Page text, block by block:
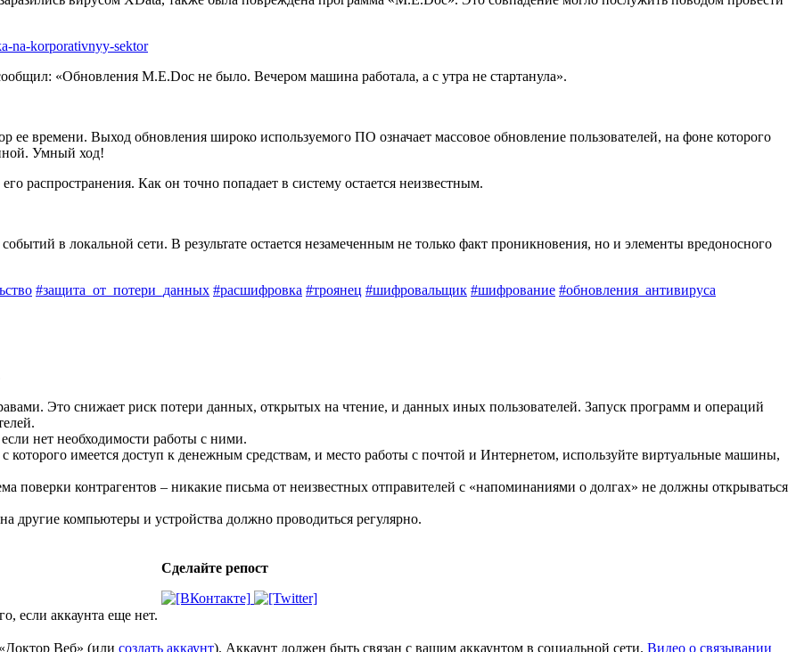
na-korporativnyy-sektor
«Обновления M.E.Doc не было. Вечером машина работала, а с утра не стартанула».
времени. Выход обновления широко используемого ПО означает массовое обновление пользователей, на фоне которого
Умный ход!
распространения. Как он точно попадает в систему остается неизвестным.
в локальной сети. В результате остается незамеченным не только факт проникновения, но и элементы вредоносного
#защита_от_потери_данных #расшифровка #троянец #шифровальщик #шифрование #обновления_антивируса
Это снижает риск потери данных, открытых на чтение, и данных иных пользователей. Запуск программ и операций
нет необходимости работы с ними.
с которого имеется доступ к денежным средствам, и место работы с почтой и Интернетом, используйте виртуальные машины,
поверки контрагентов – никакие письма от неизвестных отправителей с «напоминаниями о долгах» не должны открываться
другие компьютеры и устройства должно проводиться регулярно.
если аккаунта еще нет.
Сделайте репост
Веб» (или создать аккаунт). Аккаунт должен быть связан с вашим аккаунтом в социальной сети. Видео о связывании